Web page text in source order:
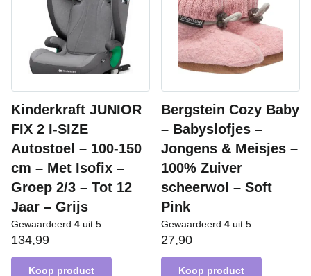
Kinderkraft JUNIOR
FIX 2 I-SIZE
Autostoel – 100-150
cm – Met Isofix –
Groep 2/3 – Tot 12
Jaar – Grijs
Gewaardeerd 4 uit 5
134,99
Koop product
Bergstein Cozy Baby
– Babyslofjes –
Jongens & Meisjes –
100% Zuiver
scheerwol – Soft
Pink
Gewaardeerd 4 uit 5
27,90
Koop product